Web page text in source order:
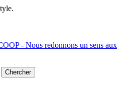
- Nous redonnons un sens aux